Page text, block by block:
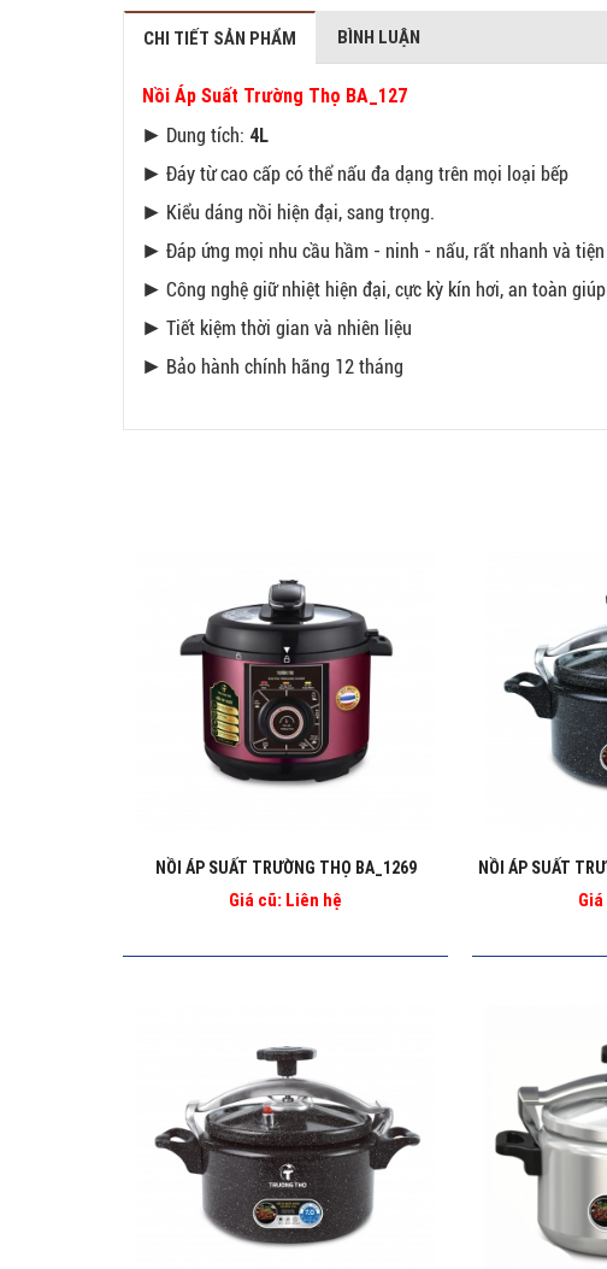
CHI TIẾT SẢN PHẨM BÌNH LUẬN
Nồi Áp Suất Trường Thọ BA_127
► Dung tích: 4L
► Đáy từ cao cấp có thể nấu đa dạng trên mọi loại bếp
► Kiểu dáng nồi hiện đại, sang trọng.
► Đáp ứng mọi nhu cầu hầm - ninh - nấu, rất nhanh và
► Công nghệ giữ nhiệt hiện đại, cực kỳ kín hơi, an toàn
► Tiết kiệm thời gian và nhiên liệu
► Bảo hành chính hãng 12 tháng
NỒI ÁP SUẤT TRƯỜNG THỌ BA_1269
Giá cũ: Liên hệ